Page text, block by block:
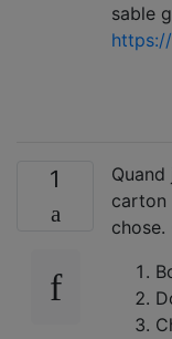
sable
1
carton
chose.